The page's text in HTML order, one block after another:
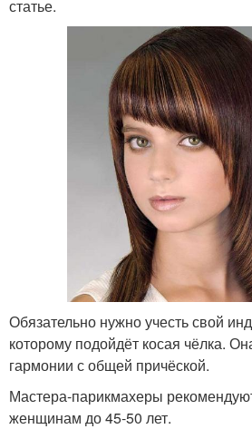
статье.
Обязательно нужно учесть свой
которому подойдёт косая чёлка.
гармонии с общей причёской.
Мастера-парикмахеры
женщинам до 45-50 лет.